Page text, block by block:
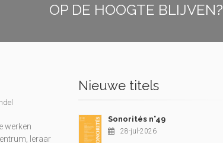
OP DE HOOGTE BLIJVEN?
werken
leraar
Nieuwe titels
Sonorités n°49
28-jul-2026